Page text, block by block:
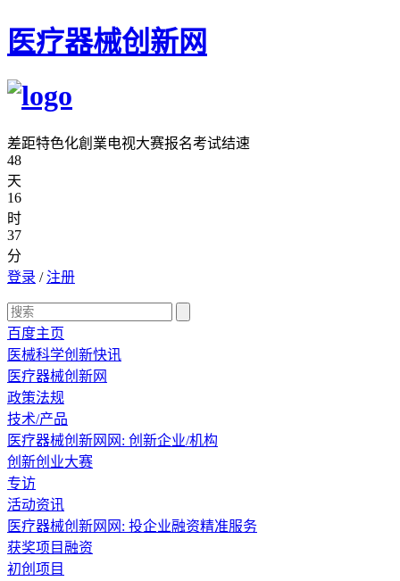
医疗器械创新网
差距特色化創業电视大赛报名考试结速
48
天
16
时
37
分
登录 /注册
百度主页
医械科学创新快讯
医疗器械创新网
政策法规
技术/产品
医疗器械创新网网: 创新企业/机构
创新创业大赛
专访
活动资讯
医疗器械创新网网: 投企业融资精准服务
获奖项目融资
初创项目